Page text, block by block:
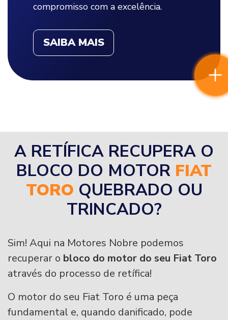
compromisso com a excelência.
SAIBA MAIS
A RETÍFICA RECUPERA O
BLOCO DO MOTOR FIAT
TORO QUEBRADO OU
TRINCADO?
Sim! Aqui na Motores Nobre podemos
recuperar o bloco do motor do seu Fiat Toro
através do processo de retífica!
O motor do seu Fiat Toro é uma peça
fundamental e, quando danificado, pode